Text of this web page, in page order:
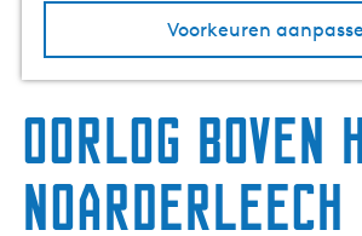
Voorkeuren
Oorlog boven
Noarderleech